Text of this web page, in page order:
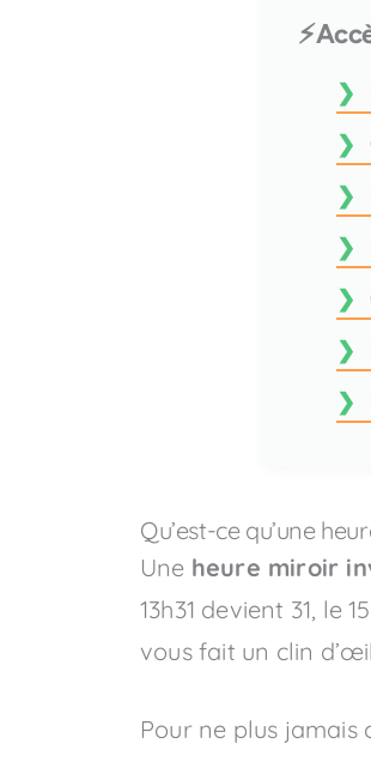
Qu’est-ce qu’une
Une heure miroir
13h31 devient 31, le
vous fait un clin
Pour ne plus